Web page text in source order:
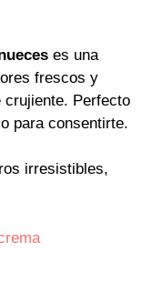
es una
frescos y
Perfecto
para consentirte.
irresistibles,